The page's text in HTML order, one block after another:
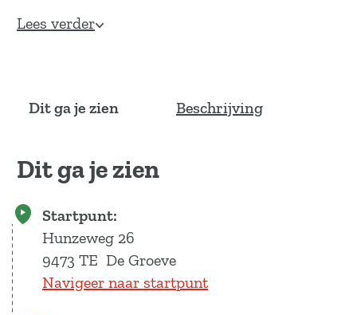
Lees verder
Dit ga je zien Beschrijving
Dit ga je zien
Startpunt:
Hunzeweg 26
9473 TE De Groeve
Navigeer naar startpunt